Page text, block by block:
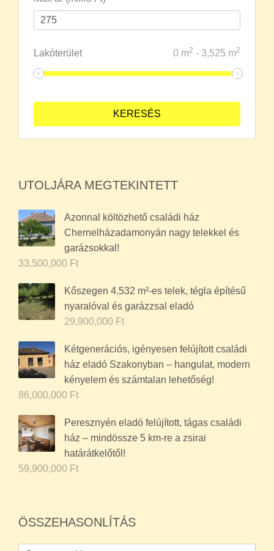
Lakóterület 0m2-3,525m2
Chernelházadamonyán nagy telekkel és
garázsokkal!
33,500,000
Kőszegen 4.532 m²-es telek, tégla építésű
nyaralóval és garázzsal eladó
29,900,000 Ft
Kétgenerációs, igényesen felújított családi
ház eladó Szakonyban – hangulat, modern
kényelem és számtalan lehetőség!
86,000,000 Ft
Peresznyén eladó felújított, tágas családi
ház – mindössze 5 km-re a zsirai
határátkelőtől!
59,900,000
Ft